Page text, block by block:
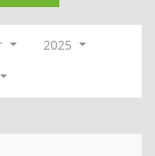
2025